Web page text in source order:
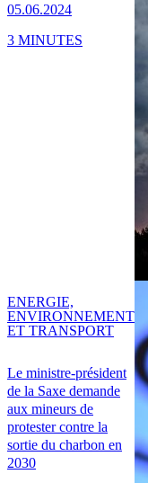
05.06.2024
3 MINUTES
Le ministre-président
de la Saxe demande
aux mineurs de
protester contre la
sortie du charbon en
2030
ENERGIE,
ENVIRONNEMENT
ET TRANSPORT